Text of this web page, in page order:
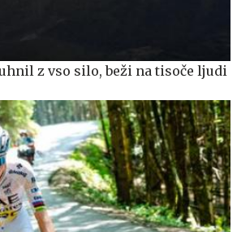
z vso silo, beži na tisoče ljudi